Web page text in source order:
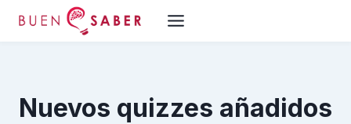
Saltar
Nuevos quizzes añadidos